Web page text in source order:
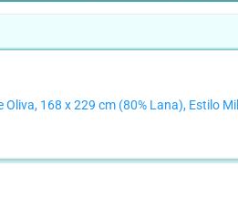
168 x 229 cm (80% Lana), Estilo